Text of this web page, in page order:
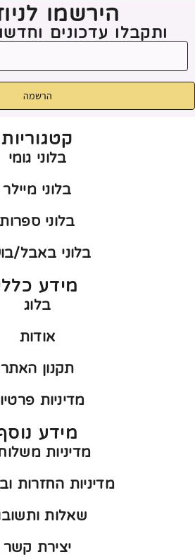
הירשמו
ותקבלו עדכונים
הרשמה
קטגוריות
בלוני גומי
בלוני מיילר
בלוני ספרות
בלוני באבל/
מידע
בלוג
אודות
תקנון האתר
מדיניות
מידע
מדיניות
מדיניות החזרות
שאלות
יצירת קשר